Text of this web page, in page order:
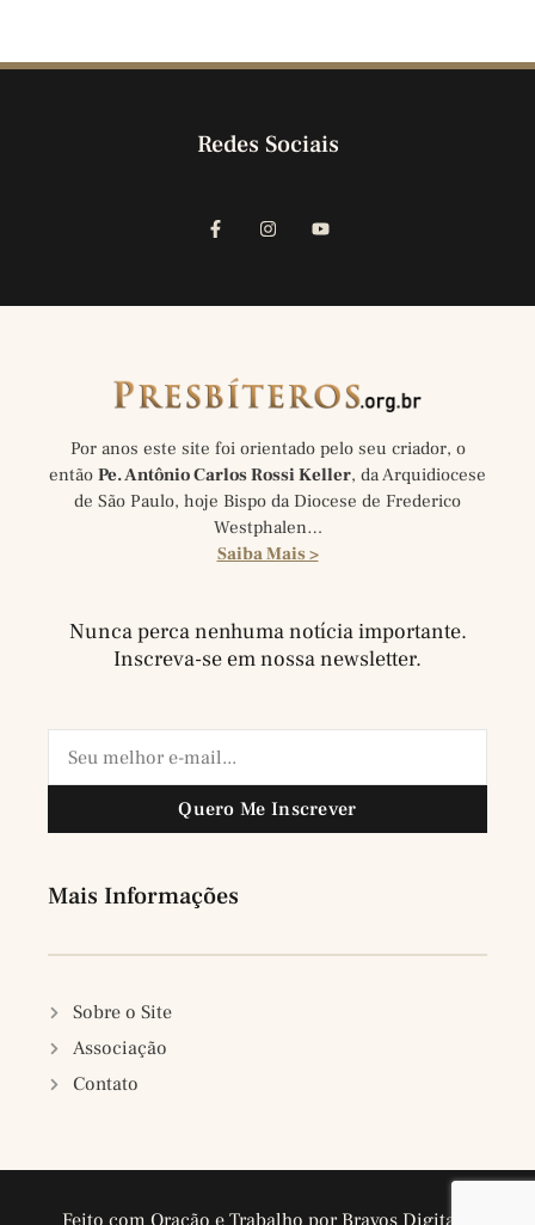
Redes Sociais
Por anos este site foi orientado pelo seu criador, o
então Pe. Antônio Carlos Rossi Keller, da Arquidiocese
de São Paulo, hoje Bispo da Diocese de Frederico
Westphalen…
Saiba Mais >
Nunca perca nenhuma notícia importante.
Inscreva-se em nossa newsletter.
Quero Me Inscrever
Mais Informações
Sobre o Site
Associação
Contato